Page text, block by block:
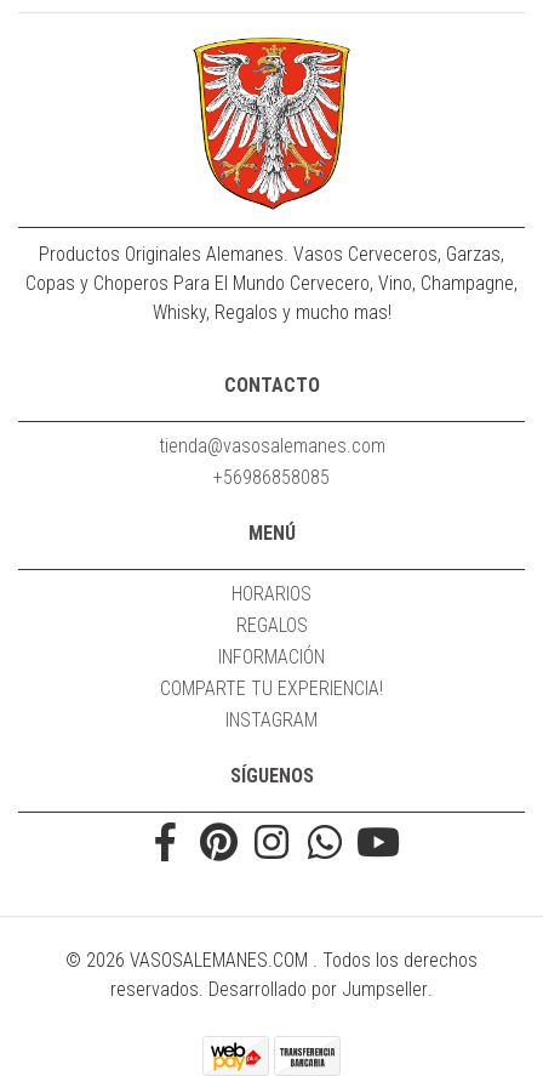
Productos Originales Alemanes. Vasos Cerveceros, Garzas,
Copas y Choperos Para El Mundo Cervecero, Vino, Champagne,
Whisky, Regalos y mucho mas!
CONTACTO
tienda@vasosalemanes.com
+56986858085
MENÚ
HORARIOS
REGALOS
INFORMACIÓN
COMPARTE TU EXPERIENCIA!
INSTAGRAM
SÍGUENOS
© 2026 VASOSALEMANES.COM . Todos los derechos
reservados. Desarrollado por Jumpseller.